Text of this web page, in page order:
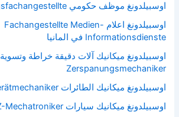
اوسبيلدونغ موظف حكومي Verwaltungsfachangestellte
اوسبيلدونغ اعلام Fachangestellte Medien-
Informationsdienste في المانيا
اوسبيلدونغ ميكانيك آلات دقيقة خراطة وتسوية
Zerspanungsmechaniker
اوسبيلدونغ ميكانيك الطائرات Fluggerätmechaniker
اوسبيلدونغ ميكانيك سيارات KFZ-Mechatroniker